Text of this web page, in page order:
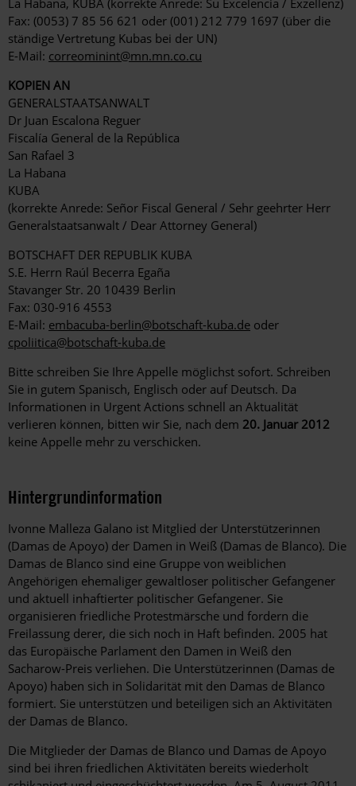
Fax: (0053) 7 85 56 621 oder (001) 212 779 1697 (über die
ständige Vertretung Kubas bei der UN)
E-Mail: correominint@mn.mn.co.cu
KOPIEN AN
GENERALSTAATSANWALT
Dr Juan Escalona Reguer
Fiscalía General de la República
San Rafael 3
La Habana
KUBA
(korrekte Anrede: Señor Fiscal General / Sehr geehrter Herr
Generalstaatsanwalt / Dear Attorney General)
BOTSCHAFT DER REPUBLIK KUBA
S.E. Herrn Raúl Becerra Egaña
Stavanger Str. 20 10439 Berlin
Fax: 030-916 4553
E-Mail: embacuba-berlin@botschaft-kuba.de oder
cpoliitica@botschaft-kuba.de
Bitte schreiben Sie Ihre Appelle möglichst sofort. Schreiben
Sie in gutem Spanisch, Englisch oder auf Deutsch. Da
Informationen in Urgent Actions schnell an Aktualität
verlieren können, bitten wir Sie, nach dem 20. Januar 2012
keine Appelle mehr zu verschicken.
Hintergrundinformation
Hintergrund
Ivonne Malleza Galano ist Mitglied der Unterstützerinnen
(Damas de Apoyo) der Damen in Weiß (Damas de Blanco). Die
Damas de Blanco sind eine Gruppe von weiblichen
Angehörigen ehemaliger gewaltloser politischer Gefangener
und aktuell inhaftierter politischer Gefangener. Sie
organisieren friedliche Protestmärsche und fordern die
Freilassung derer, die sich noch in Haft befinden. 2005 hat
das Europäische Parlament den Damen in Weiß den
Sacharow-Preis verliehen. Die Unterstützerinnen (Damas de
Apoyo) haben sich in Solidarität mit den Damas de Blanco
formiert. Sie unterstützen und beteiligen sich an Aktivitäten
der Damas de Blanco.
Die Mitglieder der Damas de Blanco und Damas de Apoyo
sind bei ihren friedlichen Aktivitäten bereits wiederholt